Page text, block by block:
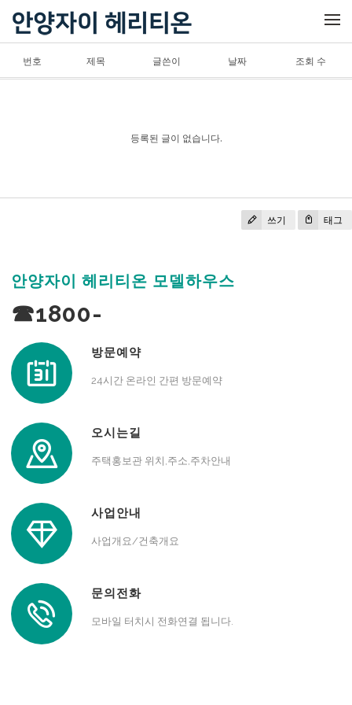
메뉴 건너뛰기
번호 제목 글쓴이 날짜 조회 수
등록된 글이 없습니다.
쓰기 태그
안양자이 헤리티온 모델하우스
☎1800-
방문예약
24시간 온라인 간편 방문예약
오시는길
주택홍보관 위치,주소,주차안내
사업안내
사업개요/건축개요
문의전화
모바일 터치시 전화연결 됩니다.